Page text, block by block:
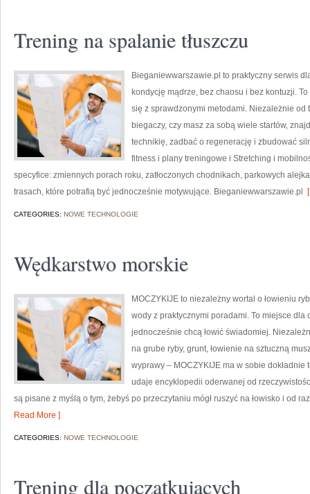
Trening na spalanie tłuszczu
Bieganiewwarszawie.pl to praktyczny serwis
kondycję mądrze, bez chaosu i bez kontuzji.
się z sprawdzonymi metodami. Niezależnie
biegaczy, czy masz za sobą wiele startów,
technikię, zadbać o regenerację i zbudować
fitness i plany treningowe i Stretching i
specyfice: zmiennych porach roku, zatłoczonych chodnikach, parkowych
trasach, które potrafią być jednocześnie motywujące. Bieganiewwarszawie.pl
CATEGORIES: NOWE TECHNOLOGIE
Wędkarstwo morskie
MOCZYKIJE to niezależny wortal o łowieniu
wody z praktycznymi poradami. To miejsce
jednocześnie chcą łowić świadomiej.
na grube ryby, grunt, łowienie na sztuczną
wyprawy – MOCZYKIJE ma w sobie
udaje encyklopedii oderwanej od
są pisane z myślą o tym, żebyś po przeczytaniu mógł ruszyć na łowisko i od
Read More ]
CATEGORIES: NOWE TECHNOLOGIE
Trening dla początkujących